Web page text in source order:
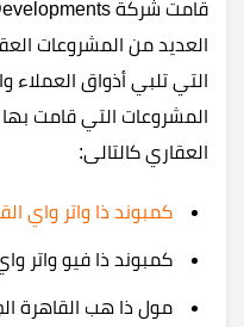
العديد من المشروعات
التي تلبي أذواق العملاء
المشروعات التي قامت بها
العقاري كالتالى:
كمبوند ذا واتر واي
كمبوند ذا فيو واتر
مول ذا هب القاهرة